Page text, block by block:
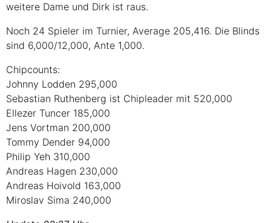
weitere Dame und Dirk ist raus.
Noch 24 Spieler im Turnier, Average 205,416. Die Blinds
sind 6,000/12,000, Ante 1,000.
Chipcounts:
Johnny Lodden 295,000
Sebastian Ruthenberg ist Chipleader mit 520,000
Ellezer Tuncer 185,000
Jens Vortman 200,000
Tommy Dender 94,000
Philip Yeh 310,000
Andreas Hagen 230,000
Andreas Hoivold 163,000
Miroslav Sima 240,000